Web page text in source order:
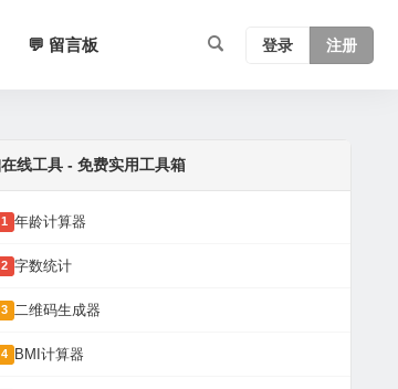
💬 留言板 登录 注册
在线工具 - 免费实用工具箱
1 年龄计算器
2 字数统计
3 二维码生成器
4 BMI计算器